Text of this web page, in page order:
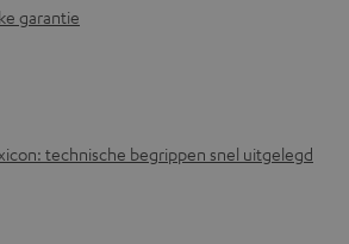
garantie
technische begrippen snel uitgelegd